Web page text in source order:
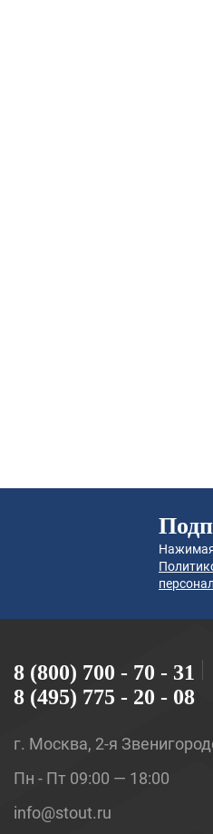
Нажимая
8 (800) 700 - 70 - 31
8 (495) 775 - 20 - 08
г. Москва, 2-я
Пн - Пт 09:00 — 18:00
info@stout.ru